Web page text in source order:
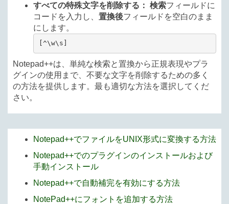
すべての特殊文字を削除する： 検索フィールドに
コードを入力し、 置換後フィールドを空白のまま
にします。
[^\w\s]
Notepad++は、単純な検索と置換から正規表現やプラ
グインの使用まで、不要な文字を削除するための多く
の方法を提供します。最も適切な方法を選択してくだ
さい。
Notepad++でファイルをUNIX形式に変換する方法
Notepad++でのプラグインのインストールおよび
手動インストール
Notepad++で自動補完を有効にする方法
NotePad++にフォントを追加する方法